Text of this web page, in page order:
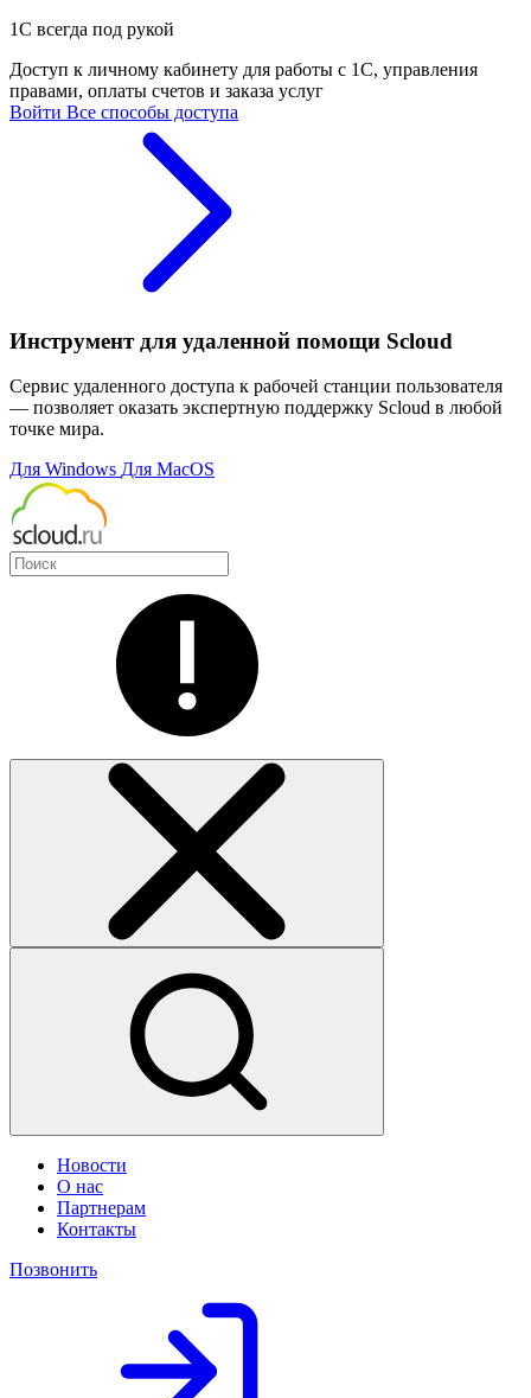
1С всегда под рукой
Доступ к личному кабинету для работы с 1С, управления
правами, оплаты счетов и заказа услуг
Войти Все способы доступа
Инструмент для удаленной помощи Scloud
Сервис удаленного доступа к рабочей станции пользователя
— позволяет оказать экспертную поддержку Scloud в любой
точке мира.
Для Windows Для MacOS
Новости
О нас
Партнерам
Контакты
Позвонить